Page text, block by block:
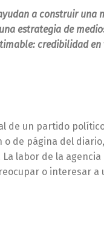
a construir una
estrategia de
credibilidad
de un partido
o de página del
labor de la
o interesar